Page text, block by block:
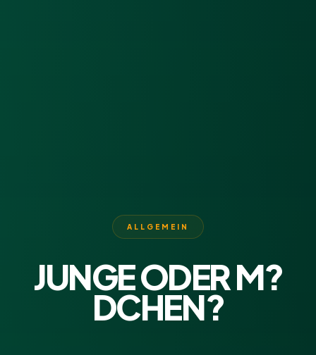
ALLGEMEIN
JUNGE ODER M?
DCHEN?